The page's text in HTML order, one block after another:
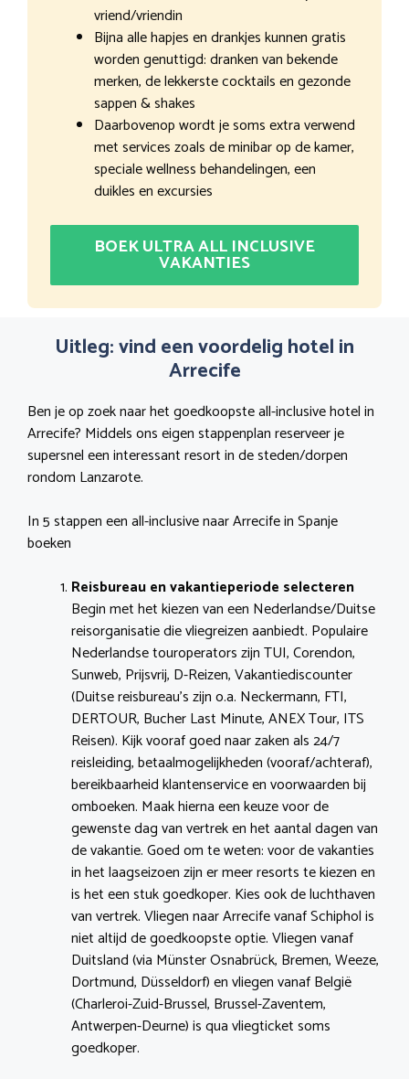
vriend/vriendin
Bijna alle hapjes en drankjes kunnen gratis
worden genuttigd: dranken van bekende
merken, de lekkerste cocktails en gezonde
sappen & shakes
Daarbovenop wordt je soms extra verwend
met services zoals de minibar op de kamer,
speciale wellness behandelingen, een
duikles en excursies
BOEK ULTRA ALL INCLUSIVE
VAKANTIES
Uitleg: vind een voordelig hotel in
Arrecife
Ben je op zoek naar het goedkoopste all-inclusive hotel in
Arrecife? Middels ons eigen stappenplan reserveer je
supersnel een interessant resort in de steden/dorpen
rondom Lanzarote.
In 5 stappen een all-inclusive naar Arrecife in Spanje
boeken
Reisbureau en vakantieperiode selecteren
Begin met het kiezen van een Nederlandse/Duitse
reisorganisatie die vliegreizen aanbiedt. Populaire
Nederlandse touroperators zijn TUI, Corendon,
Sunweb, Prijsvrij, D-Reizen, Vakantiediscounter
(Duitse reisbureau’s zijn o.a. Neckermann, FTI,
DERTOUR, Bucher Last Minute, ANEX Tour, ITS
Reisen). Kijk vooraf goed naar zaken als 24/7
reisleiding, betaalmogelijkheden (vooraf/achteraf),
bereikbaarheid klantenservice en voorwaarden bij
omboeken. Maak hierna een keuze voor de
gewenste dag van vertrek en het aantal dagen van
de vakantie. Goed om te weten: voor de vakanties
in het laagseizoen zijn er meer resorts te kiezen en
is het een stuk goedkoper. Kies ook de luchthaven
van vertrek. Vliegen naar Arrecife vanaf Schiphol is
niet altijd de goedkoopste optie. Vliegen vanaf
Duitsland (via Münster Osnabrück, Bremen, Weeze,
Dortmund, Düsseldorf) en vliegen vanaf België
(Charleroi-Zuid-Brussel, Brussel-Zaventem,
Antwerpen-Deurne) is qua vliegticket soms
goedkoper.